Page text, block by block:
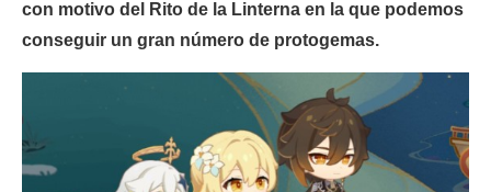
con motivo del Rito de la Linterna en la que podemos
conseguir un gran número de protogemas.